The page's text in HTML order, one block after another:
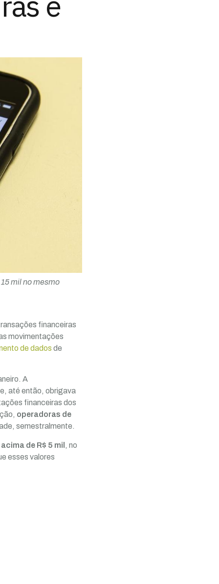
mil no mesmo
financeiras
movimentações
de dados de
A
até então, obrigava
financeiras dos
operadoras de
semestralmente.
acima de R$ 5 mil , no
esses valores